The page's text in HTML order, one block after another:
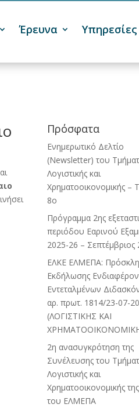
Έρευνα Υπηρεσίες
Πρόσφατα
Ενημερωτικό Δελτίο
(Newsletter) του
Λογιστικής και
Χρηματοοικονομικής –
8ο
Πρόγραμμα 2ης
περιόδου Eαρινού
2025-26 – Σεπτέμβριος
ΕΛΚΕ ΕΛΜΕΠΑ:
Εκδήλωσης
Εντεταλμένων
αρ. πρωτ. 1814/23-07-
(ΛΟΓΙΣΤΙΚΗΣ ΚΑΙ
2η ανασυγκρότηση της
Συνέλευσης του
Λογιστικής και
Χρηματοοικονομικής
του ΕΛΜΕΠΑ